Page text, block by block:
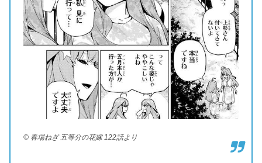
© 春場ねぎ 五等分の花嫁 122話より